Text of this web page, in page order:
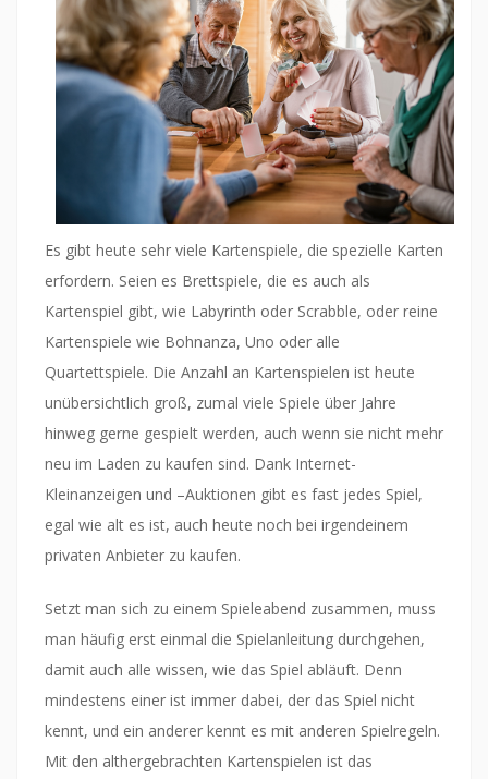
Es gibt heute sehr viele Kartenspiele, die spezielle Karten
erfordern. Seien es Brettspiele, die es auch als
Kartenspiel gibt, wie Labyrinth oder Scrabble, oder reine
Kartenspiele wie Bohnanza, Uno oder alle
Quartettspiele. Die Anzahl an Kartenspielen ist heute
unübersichtlich groß, zumal viele Spiele über Jahre
hinweg gerne gespielt werden, auch wenn sie nicht mehr
neu im Laden zu kaufen sind. Dank Internet-
Kleinanzeigen und –Auktionen gibt es fast jedes Spiel,
egal wie alt es ist, auch heute noch bei irgendeinem
privaten Anbieter zu kaufen.
Setzt man sich zu einem Spieleabend zusammen, muss
man häufig erst einmal die Spielanleitung durchgehen,
damit auch alle wissen, wie das Spiel abläuft. Denn
mindestens einer ist immer dabei, der das Spiel nicht
kennt, und ein anderer kennt es mit anderen Spielregeln.
Mit den althergebrachten Kartenspielen ist das